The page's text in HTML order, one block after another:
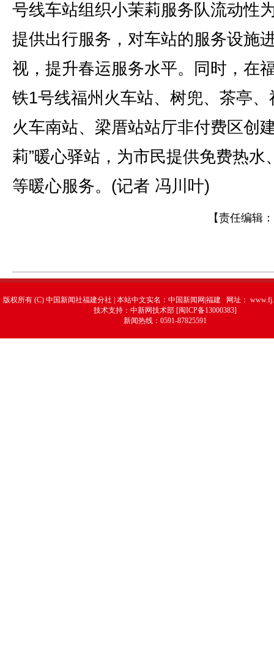
号线车站组织小茉莉服务队流动性
提供出行服务，对车站的服务设施
视，提升春运服务水平。同时，在
铁1号线福州火车站、树兜、茶亭、
火车南站、梁厝站站厅非付费区创
莉”暖心驿站，为市民提供免费热水
等暖心服务。(记者 冯川叶)
【责任编辑：
版权所有 (C) 中国新闻社福建分社 | 本站中文实名：中国新闻网|福建 网址：
技术支持：中新网技术部 [闽ICP备13000383]
新闻热线：0591-87825591